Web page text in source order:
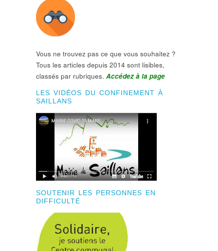
Vous ne trouvez pas ce que vous souhaitez ?
Tous les articles depuis 2014 sont lisibles,
classés par rubriques. Accédez à la page
LES VIDÉOS DU CONFINEMENT À
SAILLANS
SOUTENIR LES PERSONNES EN
DIFFICULTÉ